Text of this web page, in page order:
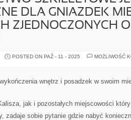
DLA GNIAZDEK
ZJEDNOCZONYCH
POSTED ON PAŹ - 11 - 2025
MOŻLIWOŚĆ
wnętrz i posadzek w swoim
jak i pozostałych miejscowości
zadaje sobie pytanie gdzie nabyć